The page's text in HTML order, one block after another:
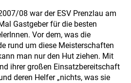
08 war der ESV Prenzlau am
Gastgeber für die besten
Vor dem, was die
rund um diese Meisterschaften
man nur den Hut ziehen. Mit
ihrer großen Einsatzbereitschaft
deren Helfer „nichts, was sie